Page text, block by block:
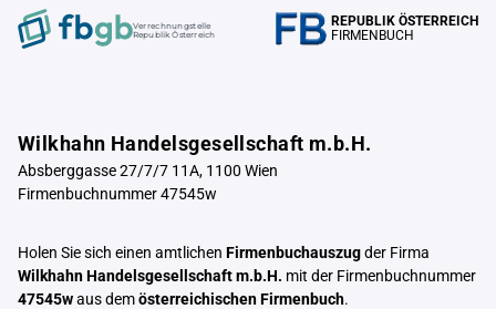
Verrechnungstelle
Republik Österreich
REPUBLIK ÖSTERREICH
FIRMENBUCH
Wilkhahn Handelsgesellschaft m.b.H.
Absberggasse 27/7/7 11A, 1100 Wien
Firmenbuchnummer 47545w
Holen Sie sich einen amtlichen Firmenbuchauszugder Firma
Wilkhahn Handelsgesellschaft m.b.H. mit der Firmenbuchnummer
47545waus demösterreichischen Firmenbuch.